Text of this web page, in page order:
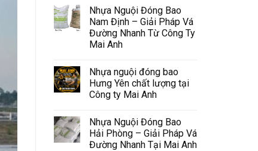
Nhựa Nguội Đóng Bao
Nam Định – Giải Pháp Vá
Đường Nhanh Từ Công Ty
Mai Anh
Nhựa nguội đóng bao
Hưng Yên chất lượng tại
Công ty Mai Anh
Nhựa Nguội Đóng Bao
Hải Phòng – Giải Pháp Vá
Đường Nhanh Tại Mai Anh